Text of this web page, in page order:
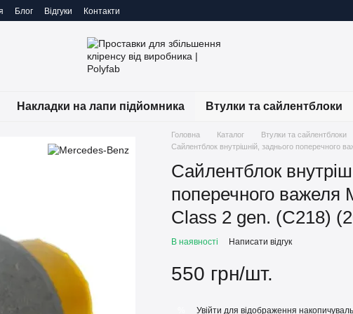
Блог Відгуки Контакти
Накладки на лапи підйомника Втулки та сайлентблоки
Головна Каталог Втулки та сайлентблоки
Сайлентблок внутрішній, заднього поперечного
Сайлентблок
поперечного важеля
Class 2 gen. (C218)
В наявності Написати відгук
550 грн/шт.
Увійти для відображення